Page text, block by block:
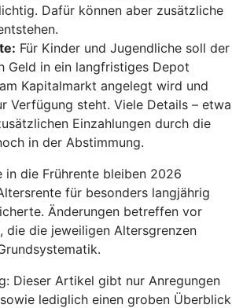
Dafür können aber zusätzliche
: Für Kinder und Jugendliche soll der
Geld in ein langfristiges Depot
Kapitalmarkt angelegt wird und
Verfügung steht. Viele Details – etwa
Einzahlungen durch die
in der Abstimmung.
in die Frührente bleiben 2026
für besonders langjährig
Änderungen betreffen vor
die die jeweiligen Altersgrenzen
Dieser Artikel gibt nur Anregungen
lediglich einen groben Überblick